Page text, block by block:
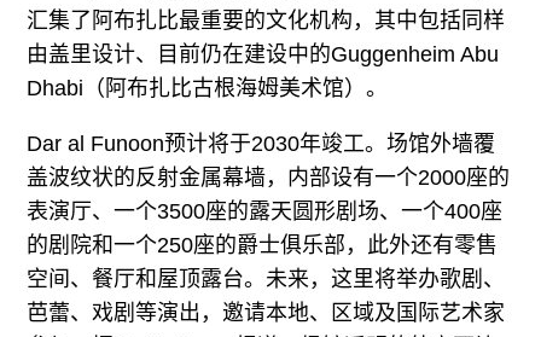
汇集了阿布扎比最重要的文化机构，其中包括同样
由盖里设计、目前仍在建设中的Guggenheim Abu
Dhabi（阿布扎比古根海姆美术馆）。
Dar al Funoon预计将于2030年竣工。场馆外墙覆
盖波纹状的反射金属幕墙，内部设有一个2000座的
表演厅、一个3500座的露天圆形剧场、一个400座
的剧院和一个250座的爵士俱乐部，此外还有零售
空间、餐厅和屋顶露台。未来，这里将举办歌剧、
芭蕾、戏剧等演出，邀请本地、区域及国际艺术家